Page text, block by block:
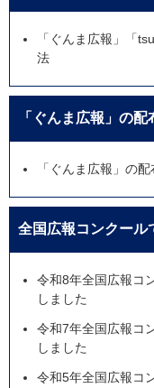
「ぐんま広報」「
法
「ぐんま広報」の配
「ぐんま広報」の
全国広報コンクール
令和8年全国広報コ
しました
令和7年全国広報コ
しました
令和5年全国広報コ